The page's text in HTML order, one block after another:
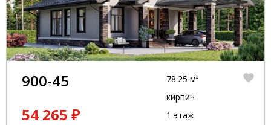
900-45
54 265 ₽
78.25 м²
кирпич
1 этаж